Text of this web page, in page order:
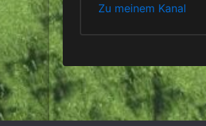
Zu meinem Kanal